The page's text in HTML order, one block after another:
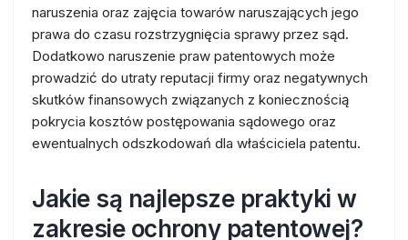
naruszenia oraz zajęcia towarów naruszających jego
prawa do czasu rozstrzygnięcia sprawy przez sąd.
Dodatkowo naruszenie praw patentowych może
prowadzić do utraty reputacji firmy oraz negatywnych
skutków finansowych związanych z koniecznością
pokrycia kosztów postępowania sądowego oraz
ewentualnych odszkodowań dla właściciela patentu.
Jakie są najlepsze praktyki w
zakresie ochrony patentowej?